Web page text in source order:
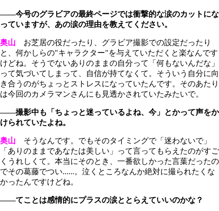
――今号のグラビアの最終ページでは衝撃的な涙のカットにな
っていますが、あの涙の理由を教えてください。
奥山 お芝居の役だったり、グラビア撮影での設定だったり
と、何かしらの"キャラクター"を与えていただくと楽なんです
けどね。そうでないありのままの自分って「何もないんだな」
って気づいてしまって、自信が持てなくて。そういう自分に向
き合うのがちょっとストレスになっていたんです。そのあたり
は今回のカメラマンさんにも見透かされていたみたいで。
――撮影中も「ちょっと迷っているよね、今」とかって声をか
けられていたよね。
奥山 そうなんです。でもそのタイミングで「迷わないで」
「ありのままであなたは美しい」って言ってもらえたのがすご
くうれしくて。本当にそのとき、一番欲しかった言葉だったの
でその葛藤でつい......。泣くところなんか絶対に撮られたくな
かったんですけどね。
――てことは感情的にプラスの涙ととらえていいのかな？